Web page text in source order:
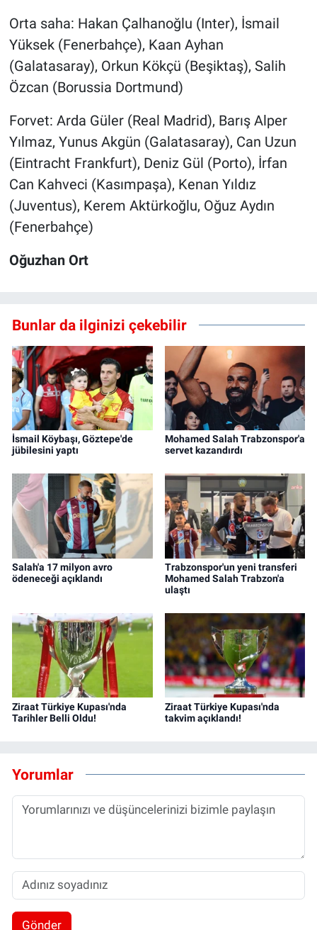
Orta saha: Hakan Çalhanoğlu (Inter), İsmail
Yüksek (Fenerbahçe), Kaan Ayhan
(Galatasaray), Orkun Kökçü (Beşiktaş), Salih
Özcan (Borussia Dortmund)
Forvet: Arda Güler (Real Madrid), Barış Alper
Yılmaz, Yunus Akgün (Galatasaray), Can Uzun
(Eintracht Frankfurt), Deniz Gül (Porto), İrfan
Can Kahveci (Kasımpaşa), Kenan Yıldız
(Juventus), Kerem Aktürkoğlu, Oğuz Aydın
(Fenerbahçe)
Oğuzhan Ort
Bunlar da ilginizi çekebilir
İsmail Köybaşı, Göztepe'de
jübilesini yaptı
Mohamed Salah Trabzonspor'a
servet kazandırdı
Salah'a 17 milyon avro
ödeneceği açıklandı
Trabzonspor'un yeni transferi
Mohamed Salah Trabzon'a
ulaştı
Ziraat Türkiye Kupası'nda
Tarihler Belli Oldu!
Ziraat Türkiye Kupası'nda
takvim açıklandı!
Yorumlar
Gönder